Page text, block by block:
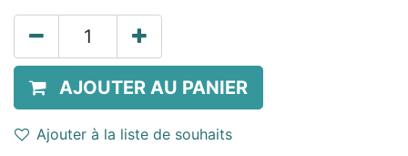
AJOUTER AU PANIER
Ajouter à la liste de souhaits